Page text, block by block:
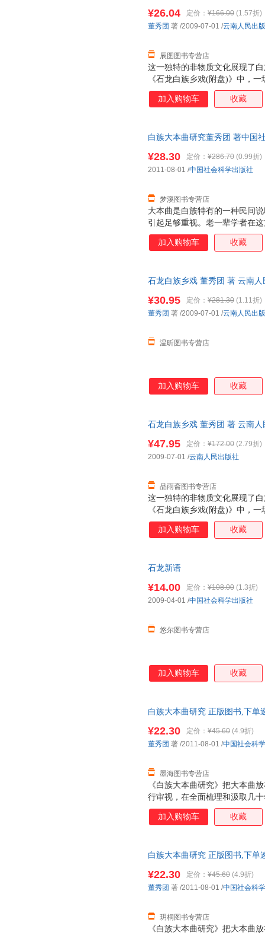
关系，希望能更系统、深入地
术形式。
这一独特的非物质文化展现了
《石龙白族乡戏(附盘)》中，
粉墨登场。 “山歌隐约穷愁外
在乡戏台上唱乡戏的习俗。 旧
¥26.04 定价： ¥166.00 (1.57折)
辰图图书专营店
董秀团 著 /2009-07-01 /云南人民出
加入购物车 收藏
白族大本曲研究董秀团 著中国
大本曲是白族特有的一种民间
引起足够重视。老一辈学者在
言，大本曲的研究在历史源流
的空间。《白族大本曲研究》
定又充满互动的系统。进而，
关系，希望能更系统、深入地
术形式。
¥28.30 定价： ¥286.70 (0.99折)
梦溪图书专营店
2011-08-01 /中国社会科学出版社
加入购物车 收藏
石龙白族乡戏 董秀团 著 云南
¥30.95 定价： ¥281.30 (1.11折)
温昕图书专营店
董秀团 著 /2009-07-01 /云南人民出
加入购物车 收藏
石龙白族乡戏 董秀团 著 云南
这一独特的非物质文化展现了
《石龙白族乡戏(附盘)》中，
粉墨登场。 “山歌隐约穷愁外
在乡戏台上唱乡戏的习俗。 旧
¥47.95 定价： ¥172.00 (2.79折)
品雨斋图书专营店
2009-07-01 /云南人民出版社
加入购物车 收藏
石龙新语
¥14.00 定价： ¥108.00 (1.3折)
悠尔图书专营店
2009-04-01 /中国社会科学出版社
加入购物车 收藏
白族大本曲研究 正版图书,下单
《白族大本曲研究》把大本曲
行审视，在全面梳理和汲取几
成果基础上．较为全面、系统
包括大本曲产生发展的社会文
等诸多问题。
¥22.30 定价： ¥45.60 (4.9折)
墨海图书专营店
董秀团 著 /2011-08-01 /中国社会科
加入购物车 收藏
白族大本曲研究 正版图书,下单
《白族大本曲研究》把大本曲
¥22.30 定价： ¥45.60 (4.9折)
玥桐图书专营店
董秀团 著 /2011-08-01 /中国社会科